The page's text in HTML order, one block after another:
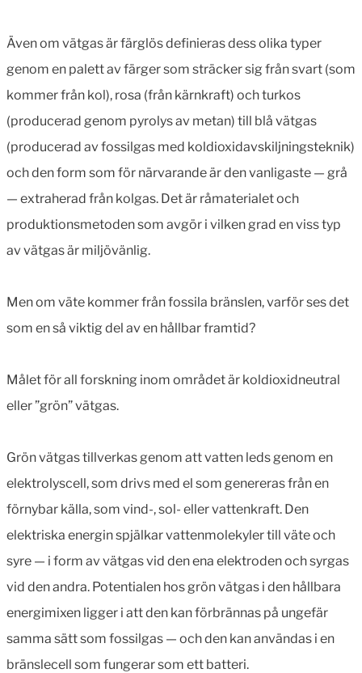
Även om vätgas är färglös definieras dess olika typer
genom en palett av färger som sträcker sig från svart (som
kommer från kol), rosa (från kärnkraft) och turkos
(producerad genom pyrolys av metan) till blå vätgas
(producerad av fossilgas med koldioxidavskiljningsteknik)
och den form som för närvarande är den vanligaste — grå
— extraherad från kolgas. Det är råmaterialet och
produktionsmetoden som avgör i vilken grad en viss typ
av vätgas är miljövänlig.
Men om väte kommer från fossila bränslen, varför ses det
som en så viktig del av en hållbar framtid?
Målet för all forskning inom området är koldioxidneutral
eller ”grön” vätgas.
Grön vätgas tillverkas genom att vatten leds genom en
elektrolyscell, som drivs med el som genereras från en
förnybar källa, som vind-, sol- eller vattenkraft. Den
elektriska energin spjälkar vattenmolekyler till väte och
syre — i form av vätgas vid den ena elektroden och syrgas
vid den andra. Potentialen hos grön vätgas i den hållbara
energimixen ligger i att den kan förbrännas på ungefär
samma sätt som fossilgas — och den kan användas i en
bränslecell som fungerar som ett batteri.